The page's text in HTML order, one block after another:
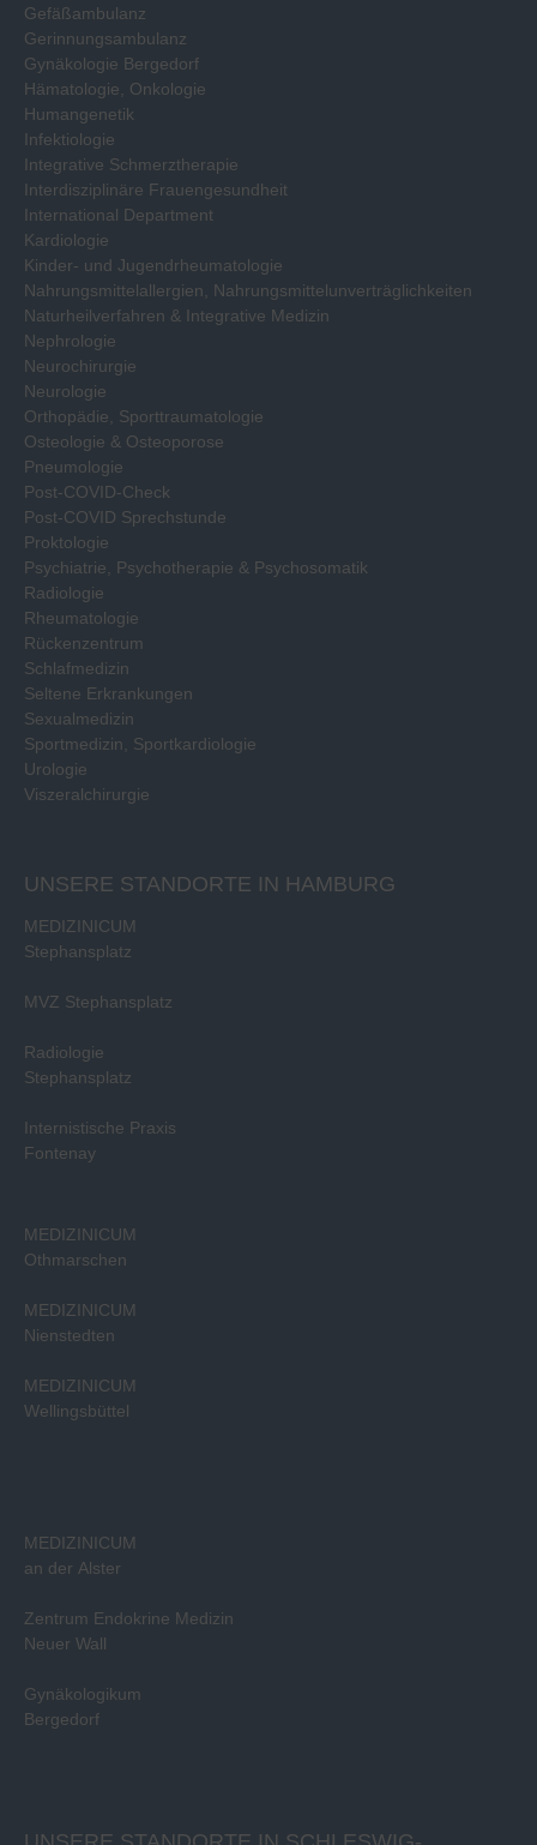
Gefäßambulanz
Gerinnungsambulanz
Gynäkologie Bergedorf
Hämatologie, Onkologie
Humangenetik
Infektiologie
Integrative Schmerztherapie
Interdisziplinäre Frauengesundheit
International Department
Kardiologie
Kinder- und Jugendrheumatologie
Nahrungsmittelallergien, Nahrungsmittelunverträglichkeiten
Naturheilverfahren & Integrative Medizin
Nephrologie
Neurochirurgie
Neurologie
Orthopädie, Sporttraumatologie
Osteologie & Osteoporose
Pneumologie
Post-COVID-Check
Post-COVID Sprechstunde
Proktologie
Psychiatrie, Psychotherapie & Psychosomatik
Radiologie
Rheumatologie
Rückenzentrum
Schlafmedizin
Seltene Erkrankungen
Sexualmedizin
Sportmedizin, Sportkardiologie
Urologie
Viszeralchirurgie
UNSERE STANDORTE IN HAMBURG
MEDIZINICUM
Stephansplatz
MVZ Stephansplatz
Radiologie
Stephansplatz
Internistische Praxis
Fontenay
MEDIZINICUM
Othmarschen
MEDIZINICUM
Nienstedten
MEDIZINICUM
Wellingsbüttel
MEDIZINICUM
an der Alster
Zentrum Endokrine Medizin
Neuer Wall
Gynäkologikum
Bergedorf